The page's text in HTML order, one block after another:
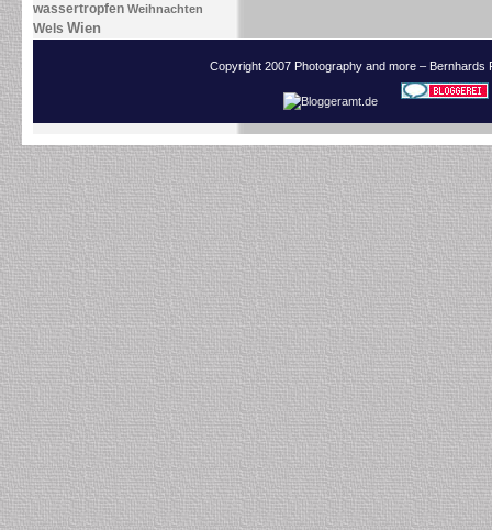
wassertropfen Weihnachten
Wels Wien
Copyright 2007 Photography and more –